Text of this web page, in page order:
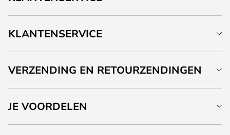
KLANTENSERVICE
VERZENDING EN RETOURZENDINGEN
JE VOORDELEN